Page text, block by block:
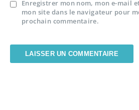
Enregistrer mon nom, mon e-mail
mon site dans le navigateur pour
prochain commentaire.